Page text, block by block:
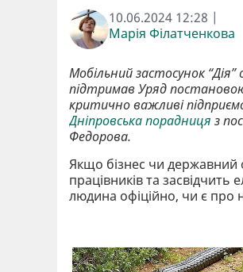
10.06.2024 12:28 |
Марія Філатченкова
Мобільний застосунок “Дія”
підтримав Уряд
критично важливі
Дніпровська порадниця з
Федорова.
Якщо бізнес чи державний
працівників та
людина офіційно, чи є про